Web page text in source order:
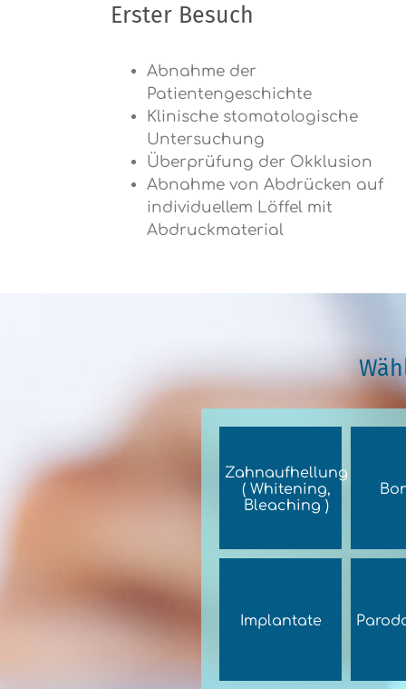
Erster Besuch
Abnahme der
Patientengeschichte
Klinische stomatologische
Untersuchung
Überprüfung der Okklusion
Abnahme von Abdrücken auf
individuellem Löffel mit
Abdruckmaterial
Zahnaufhellung
( Whitening,
Bleaching )
Implantate